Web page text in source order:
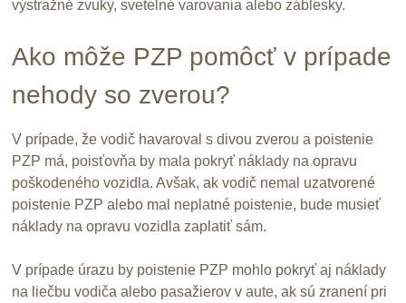
výstražné zvuky, svetelné varovania alebo záblesky.
Ako môže PZP pomôcť v prípade
nehody so zverou?
V prípade, že vodič havaroval s divou zverou a poistenie
PZP má, poisťovňa by mala pokryť náklady na opravu
poškodeného vozidla. Avšak, ak vodič nemal uzatvorené
poistenie PZP alebo mal neplatné poistenie, bude musieť
náklady na opravu vozidla zaplatiť sám.
V prípade úrazu by poistenie PZP mohlo pokryť aj náklady
na liečbu vodiča alebo pasažierov v aute, ak sú zranení pri